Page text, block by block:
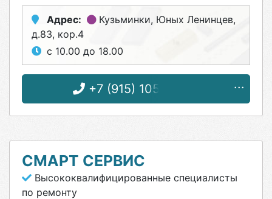
Адрес: Кузьминки, Юных Ленинцев,
д.83, кор.4
с 10.00 до 18.00
+7 (915) 105-75-65
СМАРТ СЕРВИС
Высококвалифицированные специалисты
по ремонту